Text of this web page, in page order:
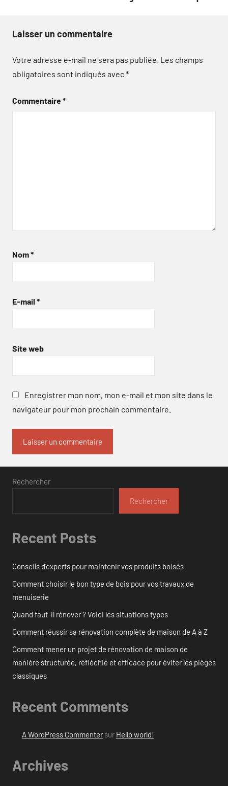
Laisser un commentaire
Votre adresse e-mail ne sera pas publiée. Les champs
obligatoires sont indiqués avec*
Commentaire*
Nom*
E-mail *
Site web
Enregistrer mon nom, mon e-mail et mon site dans le
navigateur pour mon prochain commentaire.
Rechercher
Rechercher
Recent Posts
Conseils d’experts pour maintenir vos produits boisés
Comment choisir le bon type de bois pour vos travaux de
menuiserie
Quand faut-il rénover ? Voici les situations types
Comment réussir sa rénovation complète de maison de A à Z
Comment mener un projet de rénovation de maison de
manière structurée, réfléchie et efficace pour éviter les pièges
classiques
Recent Comments
A WordPress Commentersur Hello world!
Archives